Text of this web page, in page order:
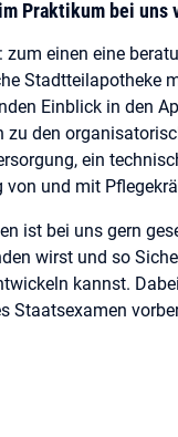
Praktikum bei uns
einen eine
Stadtteilapotheke
Einblick in den
den
ein
und mit
ist bei uns gern
wirst und so
kannst.
Staatsexamen